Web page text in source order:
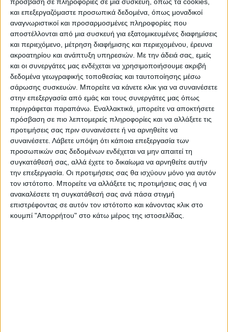
και επεξεργαζόμαστε προσωπικά δεδομένα, όπως μοναδικοί
αναγνωριστικοί και προσαρμοσμένες πληροφορίες που
αποστέλλονται από μια συσκευή για εξατομικευμένες διαφημίσεις
και περιεχόμενο, μέτρηση διαφήμισης και περιεχομένου, έρευνα
ακροατηρίου και ανάπτυξη υπηρεσιών. Με την άδειά σας, εμείς
και οι συνεργάτες μας ενδέχεται να χρησιμοποιήσουμε ακριβή
δεδομένα γεωγραφικής τοποθεσίας και ταυτοποίησης μέσω
σάρωσης συσκευών. Μπορείτε να κάνετε κλικ για να συναινέσετε
στην επεξεργασία από εμάς και τους συνεργάτες μας όπως
περιγράφεται παραπάνω. Εναλλακτικά, μπορείτε να αποκτήσετε
πρόσβαση σε πιο λεπτομερείς πληροφορίες και να αλλάξετε τις
προτιμήσεις σας πριν συναινέσετε ή να αρνηθείτε να
συναινέσετε. Λάβετε υπόψη ότι κάποια επεξεργασία των
προσωπικών σας δεδομένων ενδέχεται να μην απαιτεί τη
συγκατάθεσή σας, αλλά έχετε το δικαίωμα να αρνηθείτε αυτήν
την επεξεργασία. Οι προτιμήσεις σας θα ισχύουν μόνο για αυτόν
τον ιστότοπο. Μπορείτε να αλλάξετε τις προτιμήσεις σας ή να
ανακαλέσετε τη συγκατάθεσή σας ανά πάσα στιγμή
επιστρέφοντας σε αυτόν τον ιστότοπο και κάνοντας κλικ στο
κουμπί "Απορρήτου" στο κάτω μέρος της ιστοσελίδας.
ΝΕΟΣ ΑΓΩΝ
Η Αρχαιότερη Καθημερινή Πρωινή Εφημερίδα της Καρδίτσας
ΠΑΡΟΜΟΙΑ ΑΡΘΡΑ